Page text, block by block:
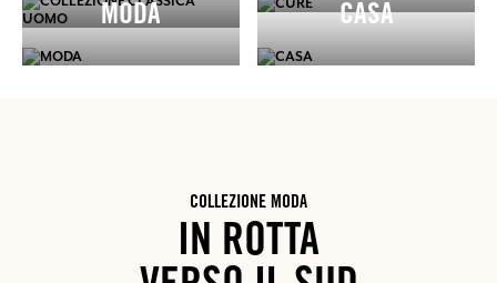
MODA
CASA
COLLEZIONE MODA
IN ROTTA